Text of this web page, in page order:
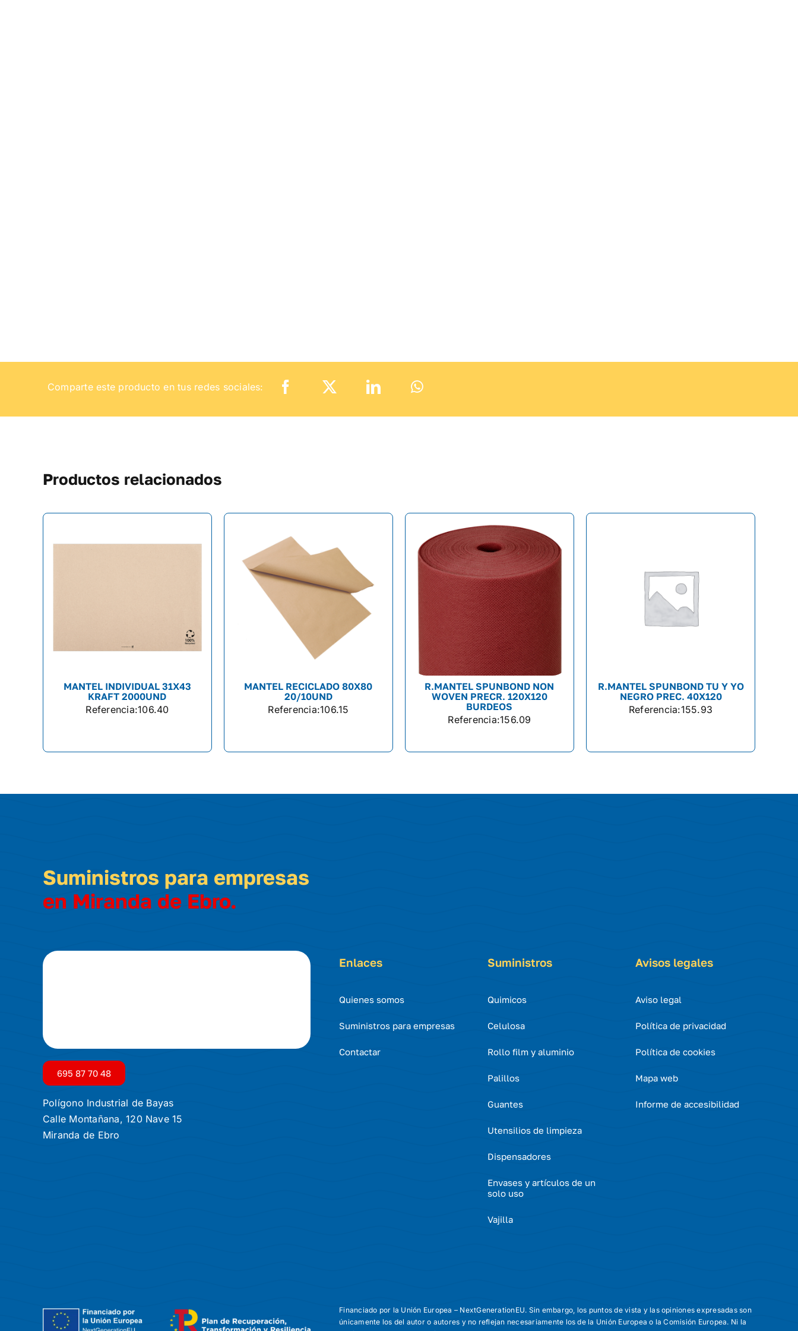
Comparte este producto en tus redes sociales:
Productos relacionados
MANTEL INDIVIDUAL 31X43
KRAFT 2000UND
Referencia:106.40
MANTEL RECICLADO 80X80
20/10UND
Referencia:106.15
R.MANTEL SPUNBOND NON
WOVEN PRECR. 120X120
BURDEOS
Referencia:156.09
R.MANTEL SPUNBOND TU Y YO
NEGRO PREC. 40X120
Referencia:155.93
Suministros para empresas
en Miranda de Ebro.
695 87 70 48
Polígono Industrial de Bayas
Calle Montañana, 120 Nave 15
Miranda de Ebro
Enlaces
Quienes somos
Suministros para empresas
Contactar
Suministros
Quimicos
Celulosa
Rollo film y aluminio
Palillos
Guantes
Utensilios de limpieza
Dispensadores
Envases y artículos de un
solo uso
Vajilla
Avisos legales
Aviso legal
Política de privacidad
Política de cookies
Mapa web
Informe de accesibilidad
Financiado por la Unión Europea – NextGenerationEU. Sin embargo, los puntos de vista y las opiniones expresadas son
únicamente los del autor o autores y no reflejan necesariamente los de la Unión Europea o la Comisión Europea. Ni la